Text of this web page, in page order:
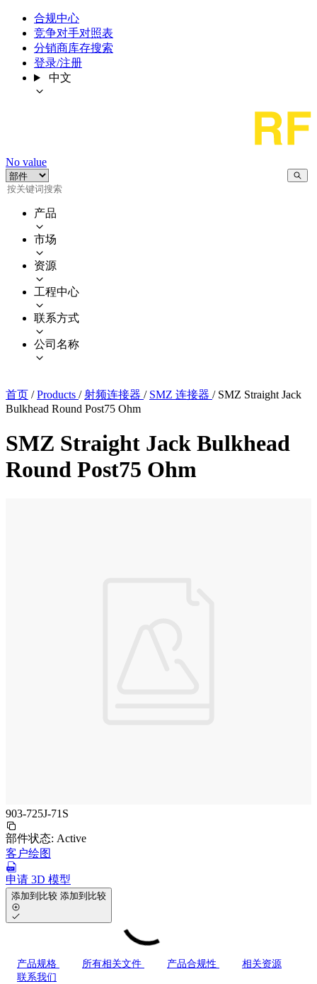
合规中心
竞争对手对照表
分销商库存搜索
登录/注册
中文
No value
产品
市场
资源
工程中心
联系方式
公司名称
首页 / Products / 射频连接器 / SMZ 连接器 / SMZ Straight Jack
Bulkhead Round Post75 Ohm
SMZ Straight Jack Bulkhead
Round Post75 Ohm
903-725J-71S
部件状态: Active
客户绘图
申请 3D 模型
添加到比较 添加到比较
产品规格 所有相关文件 产品合规性
相关资源
联系我们